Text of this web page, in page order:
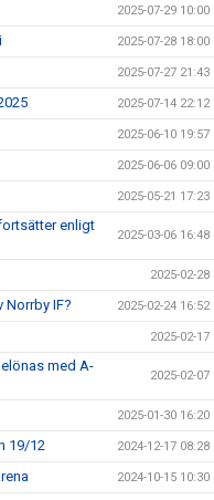
2025-07-29 10:00
2025-07-28 18:00
2025-07-27 21:43
2025-07-14 22:12
2025-06-10 19:57
2025-06-06 09:00
2025-05-21 17:23
enligt
2025-03-06 16:48
2025-02-28
Norrby IF? 2025-02-24 16:52
2025-02-17
med A-
2025-02-07
2025-01-30 16:20
19/12 2024-12-17 08:28
2024-10-15 10:30